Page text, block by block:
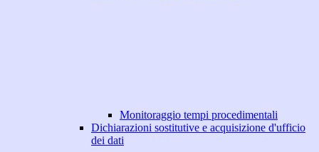
Monitoraggio tempi procedimentali
Dichiarazioni sostitutive e acquisizione d'ufficio
dei dati